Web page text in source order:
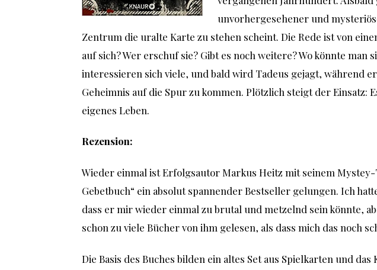
unvorhergesehener und
Zentrum die uralte Karte zu stehen scheint. Die Rede ist von
auf sich? Wer erschuf sie? Gibt es noch weitere? Wo könnte man
interessieren sich viele, und bald wird Tadeus gejagt, während
Geheimnis auf die Spur zu kommen. Plötzlich steigt der Einsatz:
eigenes Leben.
Rezension:
Wieder einmal ist Erfolgsautor Markus Heitz mit seinem
Gebetbuch“ ein absolut spannender Bestseller gelungen. Ich
dass er mir wieder einmal zu brutal und metzelnd sein könnte,
schon zu viele Bücher von ihm gelesen, als dass mich das noch
Die Basis des Buches bilden ein altes Set aus Spielkarten und